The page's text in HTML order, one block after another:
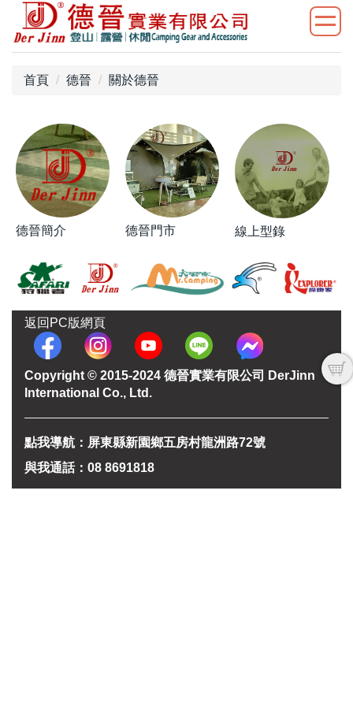
首頁 德晉 關於德晉
德晉簡介 德晉門市 線上型錄
返回PC版網頁
Copyright © 2015-2024 德晉實業有限公司 DerJinn
International Co., Ltd.
點我導航：屏東縣新園鄉五房村龍洲路72號
與我通話：08 8691818